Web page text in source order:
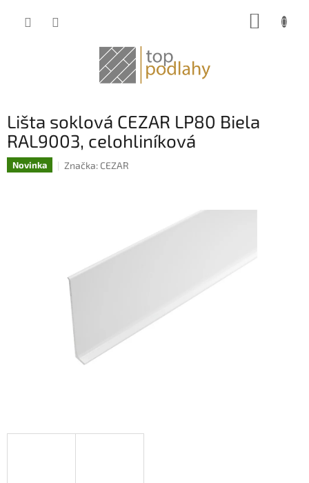
Lišta soklová CEZAR LP80 Biela
RAL9003, celohliníková
Novinka Značka: CEZAR